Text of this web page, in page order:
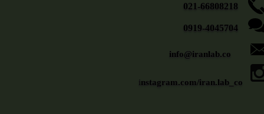
​​​​​021-66808218
0919-4045704
info@iranlab.co
instagram.com/iran.lab_co